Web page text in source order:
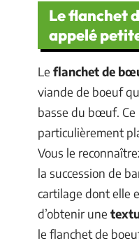
Le flanchet
appelé
Le flanchet de
viande de boeuf
basse du bœuf. Ce
particulièrement
Vous le
la succession de
cartilage dont elle
d’obtenir une
le flanchet de